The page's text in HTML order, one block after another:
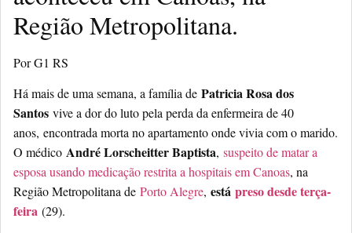
Região Metropolitana.
Por G1 RS
Há mais de uma semana, a família de Patricia Rosa dos
Santos vive a dor do luto pela perda da enfermeira de 40
anos, encontrada morta no apartamento onde vivia com o marido.
O médico André Lorscheitter Baptista, suspeito de matar a
esposa usando medicação restrita a hospitais em Canoas, na
Região Metropolitana de Porto Alegre, está preso desde terça-
feira (29).